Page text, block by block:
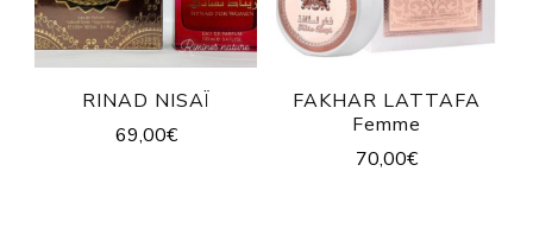
RINAD NISAÏ
69,00€
FAKHAR LATTAFA
Femme
70,00€